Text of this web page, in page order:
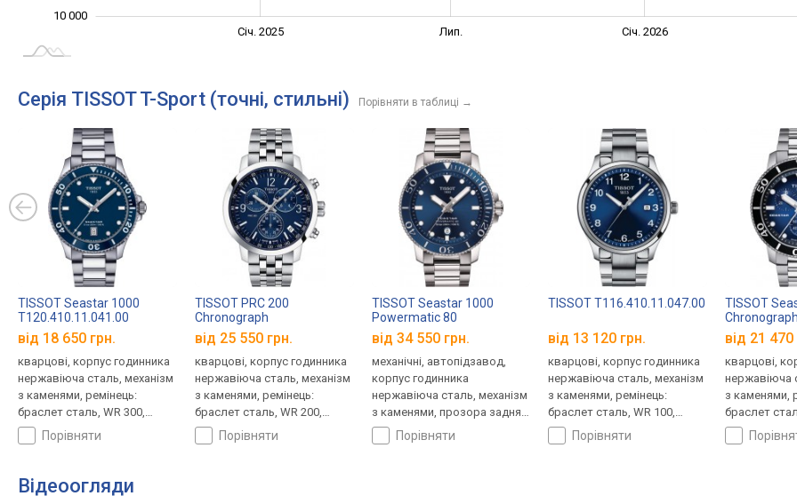
10 000
Січ. 2025 Лип. Січ. 2026
Серія TISSOT T-Sport (точні, стильні) Порівняти в таблиці →
TISSOT Seastar 1000
T120.410.11.041.00
від 18 650 грн.
кварцові, корпус годинника
нержавіюча сталь, механізм
з каменями, ремінець:
браслет сталь, WR 300,
Швейцаріяпорівняти
TISSOT PRC 200
Chronograph
T114.417.11.047.00
від 25 550 грн.
кварцові, корпус годинника
нержавіюча сталь, механізм
з каменями, ремінець:
браслет сталь, WR 200,
Швейцаріяпорівняти
TISSOT Seastar 1000
Powermatic 80
T120.407.11.041.03
від 34 550 грн.
механічні, автопідзавод,
корпус годинника
нержавіюча сталь, механізм
з каменями, прозора задня
кришка, ремінець: браслет
сталь, WR 300, Швейцарія
порівняти
TISSOT T116.410.11.047.00
від 13 120 грн.
кварцові, корпус годинника
нержавіюча сталь, механізм
з каменями, ремінець:
браслет сталь, WR 100,
Швейцаріяпорівняти
TISSOT
Chronograph
від 21 470
кварцові,
нержавіюча
з каменями,
браслет
Швейцарія
Відеоогляди